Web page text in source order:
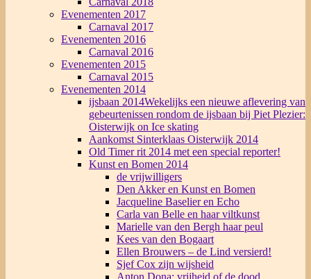
Evenementen 2017
Carnaval 2017
Evenementen 2016
Carnaval 2016
Evenementen 2015
Carnaval 2015
Evenementen 2014
ijsbaan 2014Wekelijks een nieuwe aflevering van
gebeurtenissen rondom de ijsbaan bij Piet Plezier:
Oisterwijk on Ice skating
Aankomst Sinterklaas Oisterwijk 2014
Old Timer rit 2014 met een special reporter!
Kunst en Bomen 2014
de vrijwilligers
Den Akker en Kunst en Bomen
Jacqueline Baselier en Echo
Carla van Belle en haar viltkunst
Marielle van den Bergh haar peul
Kees van den Bogaart
Ellen Brouwers – de Lind versierd!
Sjef Cox zijn wijsheid
Anton Dona: vrijheid of de dood